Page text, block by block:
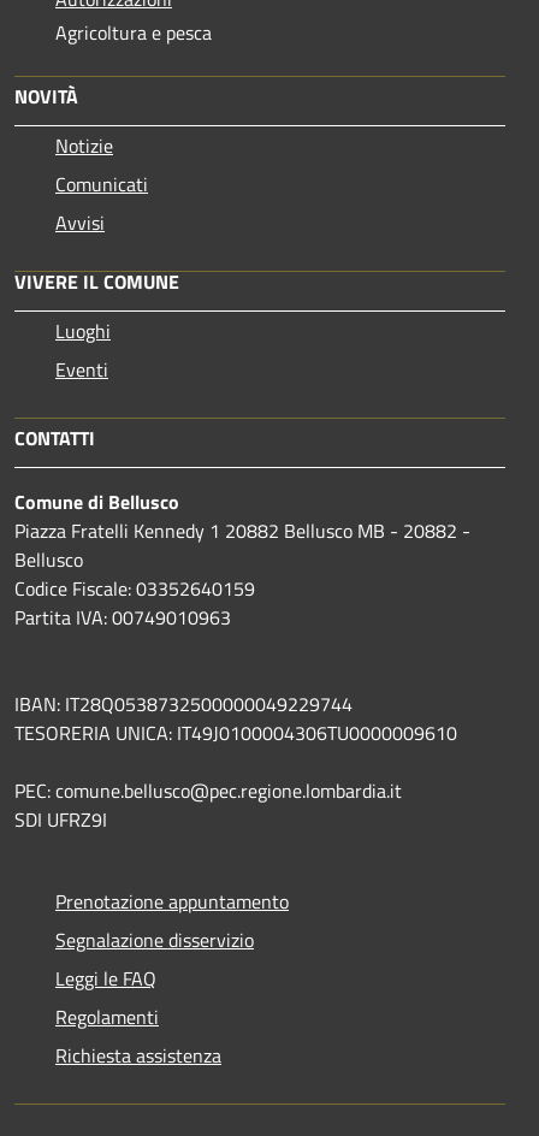
Agricoltura e pesca
NOVITÀ
Notizie
Comunicati
Avvisi
VIVERE IL COMUNE
Luoghi
Eventi
CONTATTI
Comune di Bellusco
Piazza Fratelli Kennedy 1 20882 Bellusco MB - 20882 -
Bellusco
Codice Fiscale: 03352640159
Partita IVA: 00749010963
IBAN: IT28Q0538732500000049229744
TESORERIA UNICA: IT49J0100004306TU0000009610
PEC: comune.bellusco@pec.regione.lombardia.it
SDI UFRZ9I
Prenotazione appuntamento
Segnalazione disservizio
Leggi le FAQ
Regolamenti
Richiesta assistenza